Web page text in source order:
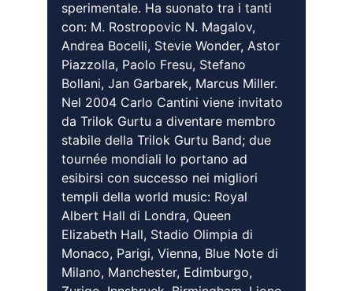
sperimentale. Ha suonato tra i tanti
con: M. Rostropovic N. Magalov,
Andrea Bocelli, Stevie Wonder, Astor
Piazzolla, Paolo Fresu, Stefano
Bollani, Jan Garbarek, Marcus Miller.
Nel 2004 Carlo Cantini viene invitato
da Trilok Gurtu a diventare membro
stabile della Trilok Gurtu Band; due
tournée mondiali lo portano ad
esibirsi con successo nei migliori
templi della world music: Royal
Albert Hall di Londra, Queen
Elizabeth Hall, Stadio Olimpia di
Monaco, Parigi, Vienna, Blue Note di
Milano, Manchester, Edimburgo,